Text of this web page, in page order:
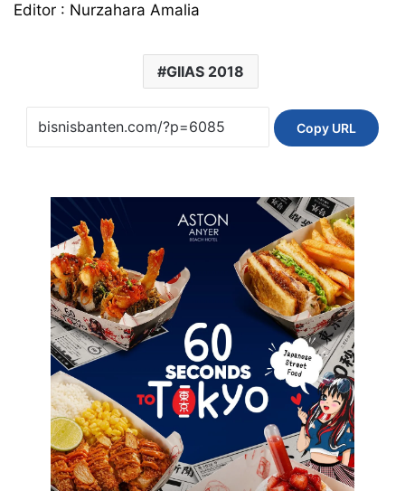
Editor : Nurzahara Amalia
GIIAS 2018
Copy URL